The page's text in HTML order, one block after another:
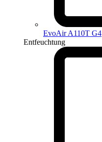
EvoAir A110T G4
Entfeuchtung